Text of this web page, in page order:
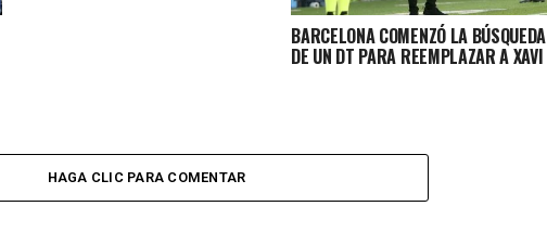
BARCELONA COMENZÓ LA BÚSQUEDA
DE UN DT PARA REEMPLAZAR A XAVI
HAGA CLIC PARA COMENTAR